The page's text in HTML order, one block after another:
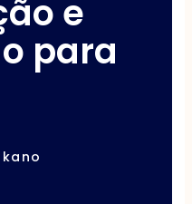
e
para